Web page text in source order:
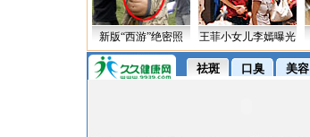
新版“西游”绝密照 王菲小女儿李嫣曝光